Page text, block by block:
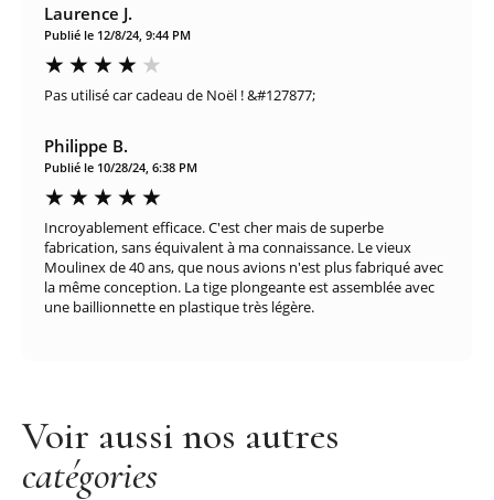
Laurence J.
Publié le 12/8/24, 9:44 PM
Pas utilisé car cadeau de Noël ! &#127877;
Philippe B.
Publié le 10/28/24, 6:38 PM
Incroyablement efficace. C'est cher mais de superbe
fabrication, sans équivalent à ma connaissance. Le vieux
Moulinex de 40 ans, que nous avions n'est plus fabriqué avec
la même conception. La tige plongeante est assemblée avec
une baillionnette en plastique très légère.
Voir aussi nos autres
catégories